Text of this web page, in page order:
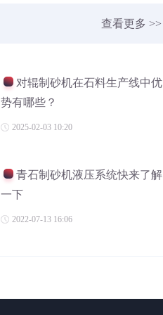
查看更多 >>
对辊制砂机在石料生产线中优
势有哪些？
2025-02-03 10:20
青石制砂机液压系统快来了解
一下
2022-07-13 16:06